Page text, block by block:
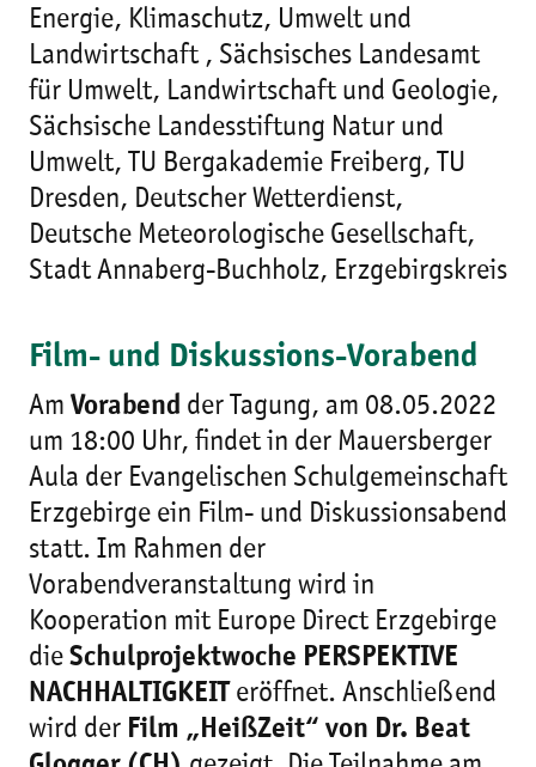
Energie, Klimaschutz, Umwelt und
Landwirtschaft , Sächsisches Landesamt
für Umwelt, Landwirtschaft und Geologie,
Sächsische Landesstiftung Natur und
Umwelt, TU Bergakademie Freiberg, TU
Dresden, Deutscher Wetterdienst,
Deutsche Meteorologische Gesellschaft,
Stadt Annaberg-Buchholz, Erzgebirgskreis
Film- und Diskussions-Vorabend
Am Vorabend der Tagung, am 08.05.2022
um 18:00 Uhr, findet in der Mauersberger
Aula der Evangelischen Schulgemeinschaft
Erzgebirge ein Film- und Diskussionsabend
statt. Im Rahmen der
Vorabendveranstaltung wird in
Kooperation mit Europe Direct Erzgebirge
die Schulprojektwoche PERSPEKTIVE
NACHHALTIGKEIT eröffnet. Anschließend
wird der Film „HeißZeit“ von Dr. Beat